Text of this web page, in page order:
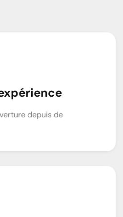
depuis de